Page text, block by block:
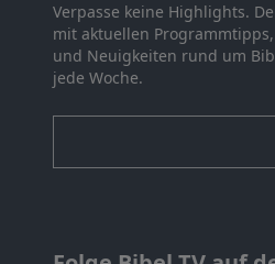
Verpasse keine Highlights.
mit aktuellen
und Neuigkeiten rund um
jede Woche.